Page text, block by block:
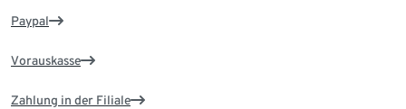
Paypal
Vorauskasse
Zahlung in der Filiale